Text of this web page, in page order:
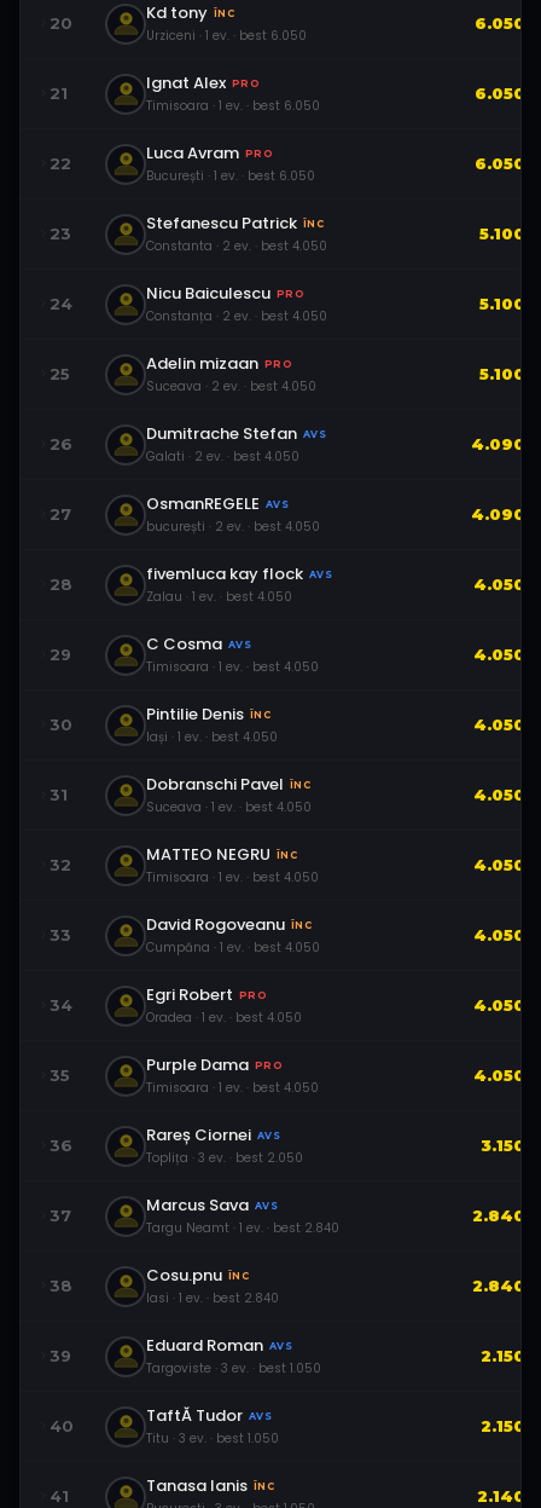
20 Kd tony ÎNC
Urziceni · 1 ev. · best 6.050
6.050
21 Ignat Alex PRO
Timisoara · 1 ev. · best 6.050
6.050
22 Luca Avram PRO
București · 1 ev. · best 6.050
6.050
23 Stefanescu Patrick ÎNC
Constanta · 2 ev. · best 4.050
5.100
24 Nicu Baiculescu PRO
Constanța · 2 ev. · best 4.050
5.100
25 Adelin mizaan PRO
Suceava · 2 ev. · best 4.050
5.100
26 Dumitrache Stefan AVS
Galati · 2 ev. · best 4.050
4.090
27 OsmanREGELE AVS
bucurești · 2 ev. · best 4.050
4.090
28 fivemluca kay flock AVS
Zalau · 1 ev. · best 4.050
4.050
29 C Cosma AVS
Timisoara · 1 ev. · best 4.050
4.050
30 Pintilie Denis ÎNC
Iași · 1 ev. · best 4.050
4.050
31 Dobranschi Pavel ÎNC
Suceava · 1 ev. · best 4.050
4.050
32 MATTEO NEGRU ÎNC
Timisoara · 1 ev. · best 4.050
4.050
33 David Rogoveanu ÎNC
Cumpăna · 1 ev. · best 4.050
4.050
34 Egri Robert PRO
Oradea · 1 ev. · best 4.050
4.050
35 Purple Dama PRO
Timisoara · 1 ev. · best 4.050
4.050
36 Rareș Ciornei AVS
Toplița · 3 ev. · best 2.050
3.150
37 Marcus Sava AVS
Targu Neamt · 1 ev. · best 2.840
2.840
38 Cosu.pnu ÎNC
Iasi · 1 ev. · best 2.840
2.840
39 Eduard Roman AVS
Targoviste · 3 ev. · best 1.050
2.150
40 TaftĂ Tudor AVS
Titu · 3 ev. · best 1.050
2.150
41 Tanasa Ianis ÎNC 2.140